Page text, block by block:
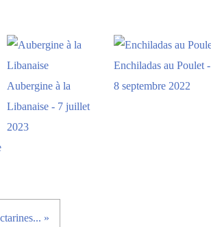
Aubergine à la
Libanaise - 7 juillet
2023
Enchiladas au Poulet -
8 septembre 2022
»